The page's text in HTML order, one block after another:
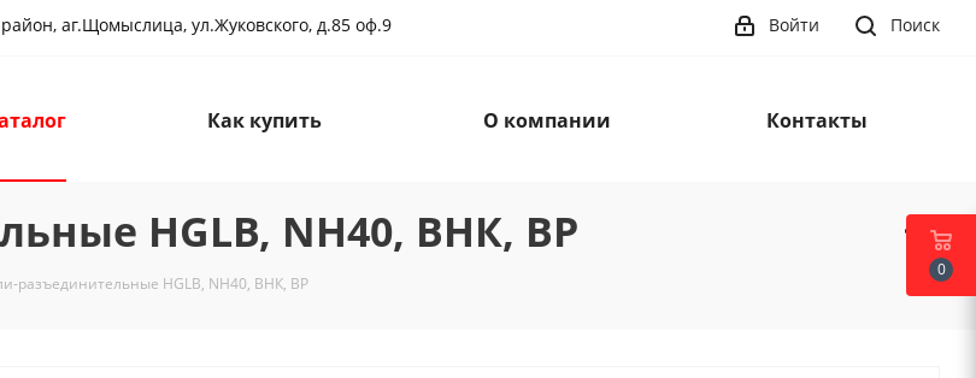
аг.Щомыслица, ул.Жуковского, д.85 оф.9 Поиск
Войти
Как купить О компании Контакты
HGLB, NH40, ВНК, ВР
разъединительные HGLB, NH40, ВНК, ВР
0